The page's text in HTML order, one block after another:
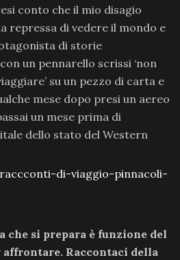
conto che il mio disagio
repressa di vedere il mondo e
di storie
un pennarello scrissi ‘non
su un pezzo di carta e
mese dopo presi un aereo
un mese prima di
dello stato del Western
che si prepara è funzione del
affrontare. Raccontaci della